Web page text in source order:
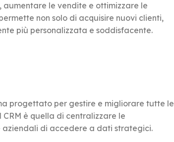
le vendite e ottimizzare le
non solo di acquisire nuovi clienti,
più personalizzata e soddisfacente.
progettato per gestire e migliorare tutte le
è quella di centralizzare le
aziendali di accedere a dati strategici.